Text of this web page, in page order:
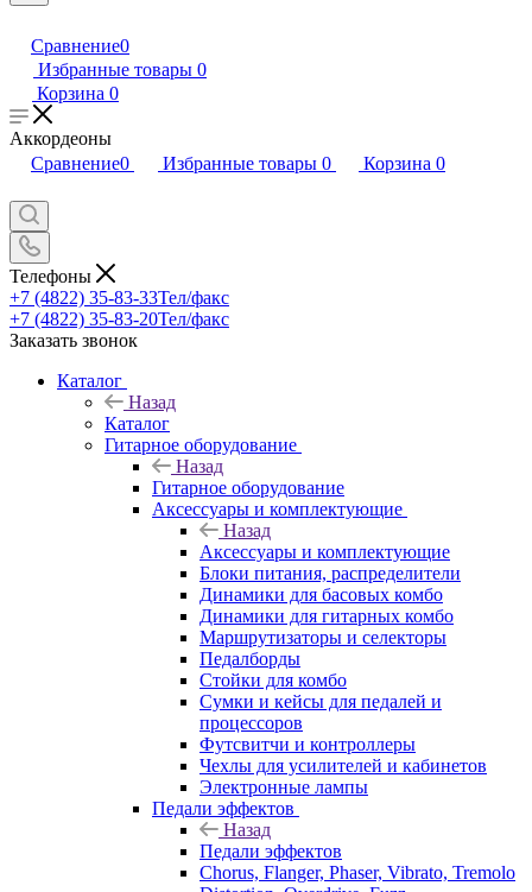
Сравнение0
Избранные товары 0
Корзина 0
Аккордеоны
Сравнение0 Избранные товары 0 Корзина 0
Телефоны
+7 (4822) 35-83-33Тел/факс
+7 (4822) 35-83-20Тел/факс
Заказать звонок
Каталог
Назад
Каталог
Гитарное оборудование
Назад
Гитарное оборудование
Аксессуары и комплектующие
Назад
Аксессуары и комплектующие
Блоки питания, распределители
Динамики для басовых комбо
Динамики для гитарных комбо
Маршрутизаторы и селекторы
Педалборды
Стойки для комбо
Сумки и кейсы для педалей и
процессоров
Футсвитчи и контроллеры
Чехлы для усилителей и кабинетов
Электронные лампы
Педали эффектов
Назад
Педали эффектов
Chorus, Flanger, Phaser, Vibrato, Tremolo